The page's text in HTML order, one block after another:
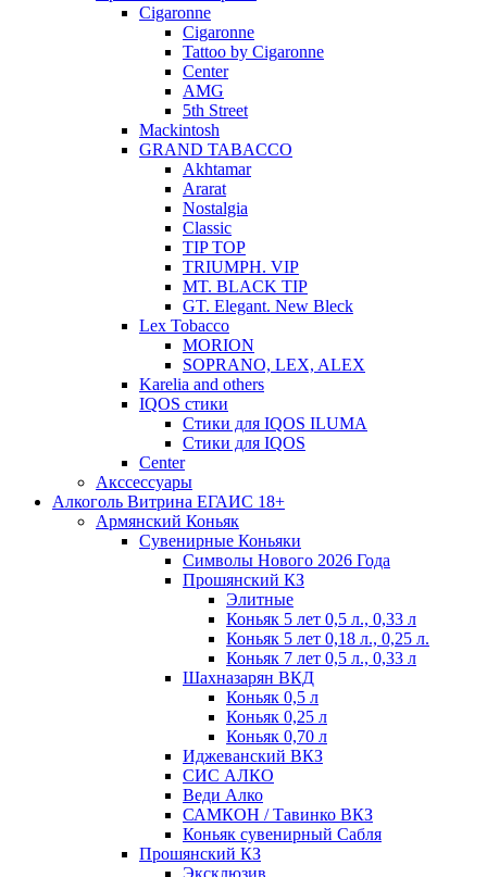
Cigaronne
Cigaronne
Tattoo by Cigaronne
Center
AMG
5th Street
Mackintosh
GRAND TABACCO
Akhtamar
Ararat
Nostalgia
Classic
TIP TOP
TRIUMPH. VIP
MT. BLACK TIP
GT. Elegant. New Bleck
Lex Tobacco
MORION
SOPRANO, LEX, ALEX
Karelia and others
IQOS стики
Стики для IQOS ILUMA
Стики для IQOS
Сenter
Акссессуары
Алкоголь Витрина ЕГАИС 18+
Армянский Коньяк
Сувенирные Коньяки
Символы Нового 2026 Года
Прошянский КЗ
Элитные
Коньяк 5 лет 0,5 л., 0,33 л
Коньяк 5 лет 0,18 л., 0,25 л.
Коньяк 7 лет 0,5 л., 0,33 л
Шахназарян ВКД
Коньяк 0,5 л
Коньяк 0,25 л
Коньяк 0,70 л
Иджеванский ВКЗ
СИС АЛКО
Веди Алко
САМКОН / Тавинко ВКЗ
Коньяк сувенирный Сабля
Прошянский КЗ
Эксклюзив